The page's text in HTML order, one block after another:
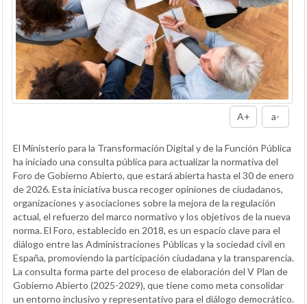
A+ a-
El Ministerio para la Transformación Digital y de la Función Pública
ha iniciado una consulta pública para actualizar la normativa del
Foro de Gobierno Abierto, que estará abierta hasta el 30 de enero
de 2026. Esta iniciativa busca recoger opiniones de ciudadanos,
organizaciones y asociaciones sobre la mejora de la regulación
actual, el refuerzo del marco normativo y los objetivos de la nueva
norma. El Foro, establecido en 2018, es un espacio clave para el
diálogo entre las Administraciones Públicas y la sociedad civil en
España, promoviendo la participación ciudadana y la transparencia.
La consulta forma parte del proceso de elaboración del V Plan de
Gobierno Abierto (2025-2029), que tiene como meta consolidar
un entorno inclusivo y representativo para el diálogo democrático.